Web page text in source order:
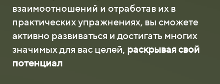
взаимоотношений и отработав их в
практических упражнениях, вы сможете
активно развиваться и достигать многих
значимых для вас целей, раскрывая свой
потенциал